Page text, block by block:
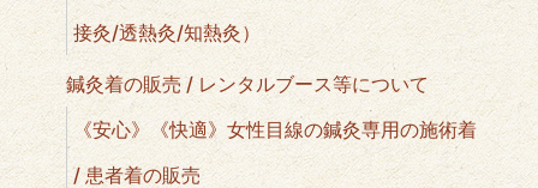
接灸/透熱灸/知熱灸）
鍼灸着の販売 / レンタルブース等について
《安心》《快適》女性目線の鍼灸専用の施術着
/ 患者着の販売